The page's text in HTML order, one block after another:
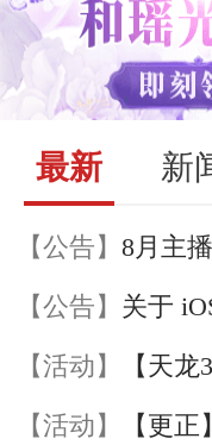
最新 新
【公告】 8月主
【公告】 关于
【活动】
【天
【活动】